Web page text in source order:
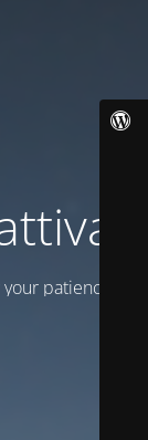
patience!